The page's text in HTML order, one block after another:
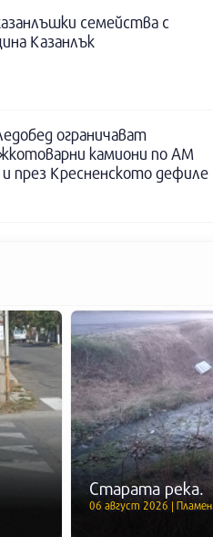
семейства с
Казанлък
ограничават
камиони по АМ
и през Кресненското дефиле
Старата река.
06 август 2026 | Пламен